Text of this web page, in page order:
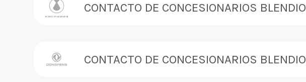
CONTACTO DE CONCESIONARIOS BLENDIO
CONTACTO DE CONCESIONARIOS BLENDIO